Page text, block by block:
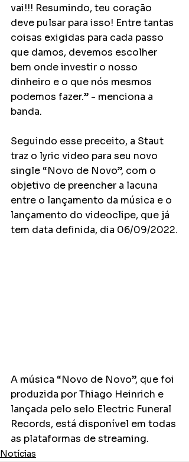
vai!!! Resumindo, teu coração
deve pulsar para isso! Entre tantas
coisas exigidas para cada passo
que damos, devemos escolher
bem onde investir o nosso
dinheiro e o que nós mesmos
podemos fazer.” - menciona a
banda.
Seguindo esse preceito, a Staut
traz o lyric video para seu novo
single “Novo de Novo”, com o
objetivo de preencher a lacuna
entre o lançamento da música e o
lançamento do videoclipe, que já
tem data definida, dia 06/09/2022.
A música “Novo de Novo”, que foi
produzida por Thiago Heinrich e
lançada pelo selo Electric Funeral
Records, está disponível em todas
as plataformas de streaming.
Notícias